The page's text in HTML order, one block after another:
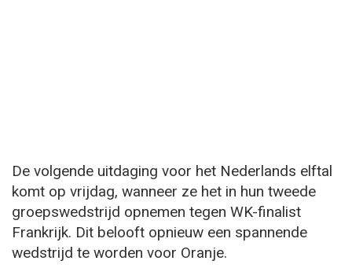
De volgende uitdaging voor het Nederlands elftal
komt op vrijdag, wanneer ze het in hun tweede
groepswedstrijd opnemen tegen WK-finalist
Frankrijk. Dit belooft opnieuw een spannende
wedstrijd te worden voor Oranje.